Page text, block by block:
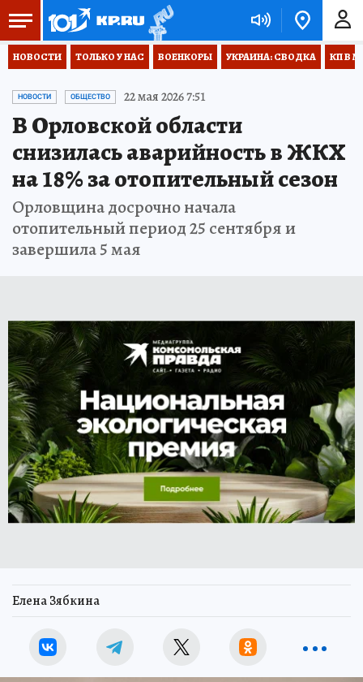
НОВОСТИ ТОЛЬКО У НАС ВОЕНКОРЫ УКРАИНА: СВОДКА КП В
НОВОСТИ ОБЩЕСТВО 22 мая 2026 7:51
В Орловской области
снизилась аварийность в ЖКХ
на 18% за отопительный сезон
Орловщина досрочно начала
отопительный период 25 сентября и
завершила 5 мая
Елена Зябкина